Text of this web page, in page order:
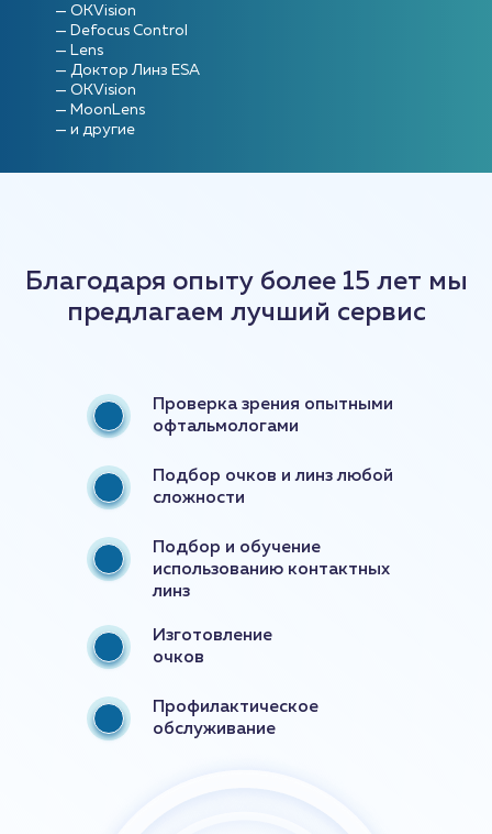
— OKVision
— Defocus Control
— Lens
— Доктор Линз ESA
— OKVision
— MoonLens
— и другие
Благодаря опыту более 15 лет мы
предлагаем лучший сервис
Проверка зрения опытными
офтальмологами
Подбор очков и линз любой
сложности
Подбор и обучение
использованию контактных
линз
Изготовление
очков
Профилактическое
обслуживание